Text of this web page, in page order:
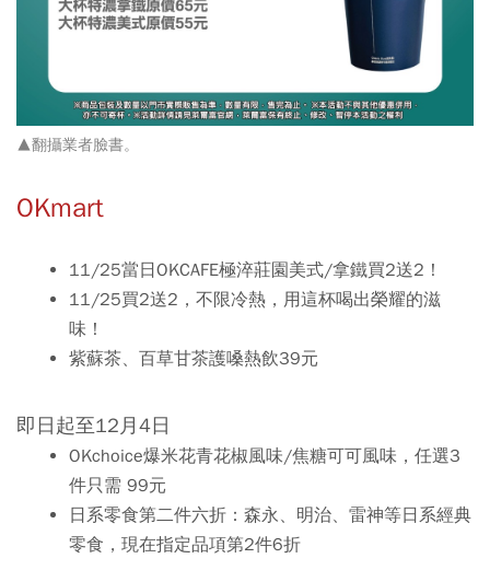
▲翻攝業者臉書。
OKmart
11/25當日OKCAFE極淬莊園美式/拿鐵買2送2！
11/25買2送2，不限冷熱，用這杯喝出榮耀的滋
味！
紫蘇茶、百草甘茶護嗓熱飲39元
即日起至12月4日
OKchoice爆米花青花椒風味/焦糖可可風味，任選3
件只需 99元
日系零食第二件六折：森永、明治、雷神等日系經典
零食，現在指定品項第2件6折